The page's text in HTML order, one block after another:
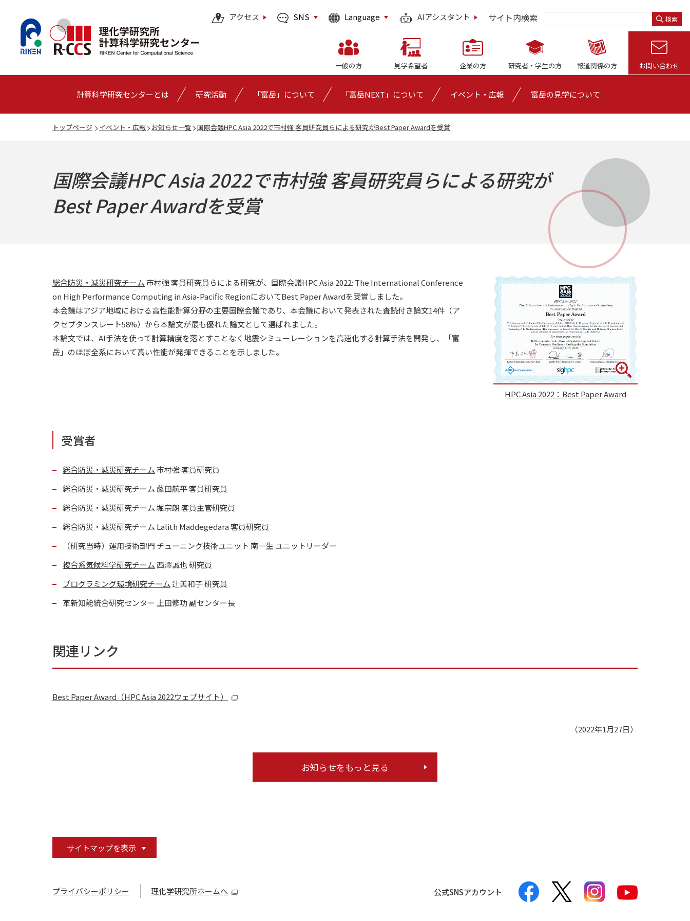
一般の方 見学希望者 企業の方 研究者・ 学生の方 報道関係の方 お問い合わせ
計算科学研究センターとは 研究活動 「富岳」について 「富岳NEXT」について イベント・広報 富岳の見学について
アクセス SNS Language AIアシスタント サイト内検索 検索
トップページ イベント・広報 お知らせ一覧 国際会議HPC Asia 2022で市村強 客員研究員らによる研究がBest Paper Awardを受賞
国際会議HPC Asia 2022で市村強 客員研究員らによる研究が
Best Paper Awardを受賞
総合防災・減災研究チーム市村強 客員研究員らによる研究が、国際会議HPC Asia 2022: The International Conference
on High Performance Computing in Asia-Pacific RegionにおいてBest Paper Awardを受賞しました。
本会議はアジア地域における高性能計算分野の主要国際会議であり、本会議において発表された査読付き論文14件（ア
クセプタンスレート58%）から本論文が最も優れた論文として選ばれました。
本論文では、AI手法を使って計算精度を落とすことなく地震シミューレーションを高速化する計算手法を開発し、「富
岳」のほぼ全系において高い性能が発揮できることを示しました。
HPC Asia 2022：Best Paper Award
受賞者
総合防災・減災研究チーム市村強 客員研究員
総合防災・減災研究チーム 藤田航平 客員研究員
総合防災・減災研究チーム 堀宗朗 客員主管研究員
総合防災・減災研究チーム Lalith Maddegedara 客員研究員
（研究当時）運用技術部門 チューニング技術ユニット 南一生 ユニットリーダー
複合系気候科学研究チーム西澤誠也 研究員
プログラミング環境研究チーム辻美和子 研究員
革新知能統合研究センター 上田修功 副センター長
関連リンク
Best Paper Award（HPC Asia 2022ウェブサイト）
（2022年1月27日）
お知らせをもっと見る
サイトマップを表示
プライバシーポリシー 理化学研究所ホームへ 公式SNSアカウント